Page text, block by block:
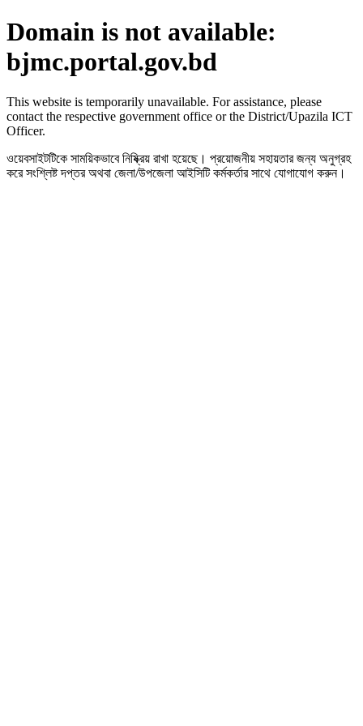
Domain is not available:
bjmc.portal.gov.bd
This website is temporarily unavailable. For assistance, please
contact the respective government office or the District/Upazila ICT
Officer.
ওয়েবসাইটটিকে সাময়িকভাবে নিষ্ক্রিয় রাখা হয়েছে। প্রয়োজনীয় সহায়তার জন্য অনুগ্রহ
করে সংশ্লিষ্ট দপ্তর অথবা জেলা/উপজেলা আইসিটি কর্মকর্তার সাথে যোগাযোগ করুন।